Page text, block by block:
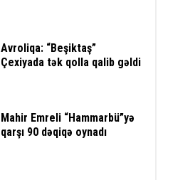
Avroliqa: “Beşiktaş”
Çexiyada tək qolla qalib gəldi
Mahir Emreli “Hammarbü”yə
qarşı 90 dəqiqə oynadı